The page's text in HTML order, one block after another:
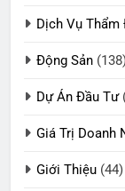
Dịch Vụ Thẩm
Động Sản
Dự Án Đầu Tư
Giá Trị Doanh
Giới Thiệu (44)